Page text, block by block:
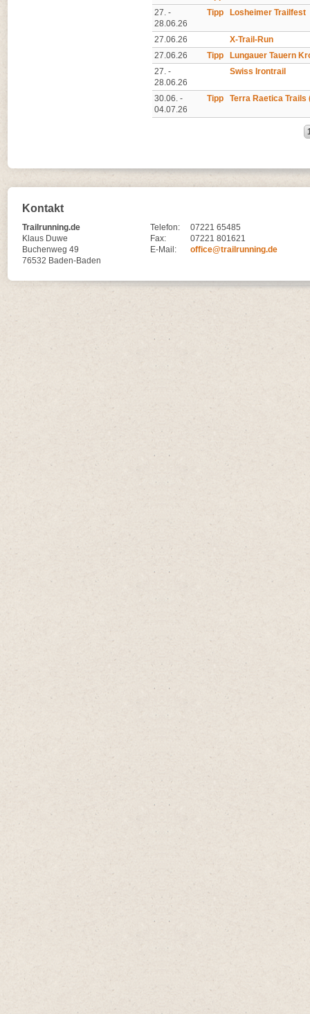
27. -
28.06.26
Tipp Losheimer Trailfest
27.06.26
X-Trail-Run
27.06.26
Tipp
Lungauer Tauern
27. -
28.06.26
Swiss Irontrail
30.06. -
04.07.26
Tipp Terra Raetica Trails
Kontakt
Trailrunning.de
Klaus Duwe
Buchenweg 49
76532 Baden-Baden
Telefon:
07221 65485
Fax:
07221 801621
E-Mail:
office@trailrunning.de